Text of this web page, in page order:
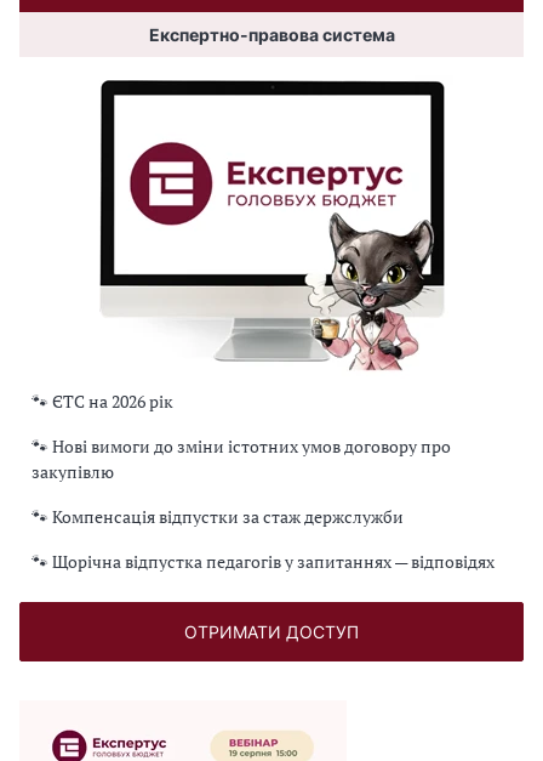
Експертно-правова система
🐾 ЄТС на 2026 рік
🐾 Нові вимоги до зміни істотних умов договору про
закупівлю
🐾 Компенсація відпустки за стаж держслужби
🐾 Щорічна відпустка педагогів у запитаннях — відповідях
ОТРИМАТИ ДОСТУП